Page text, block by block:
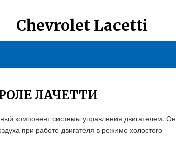
Chevrolet Lacetti
ЛАЧЕТТИ
компонент системы управления двигателем. Он
при работе двигателя в режиме холостого